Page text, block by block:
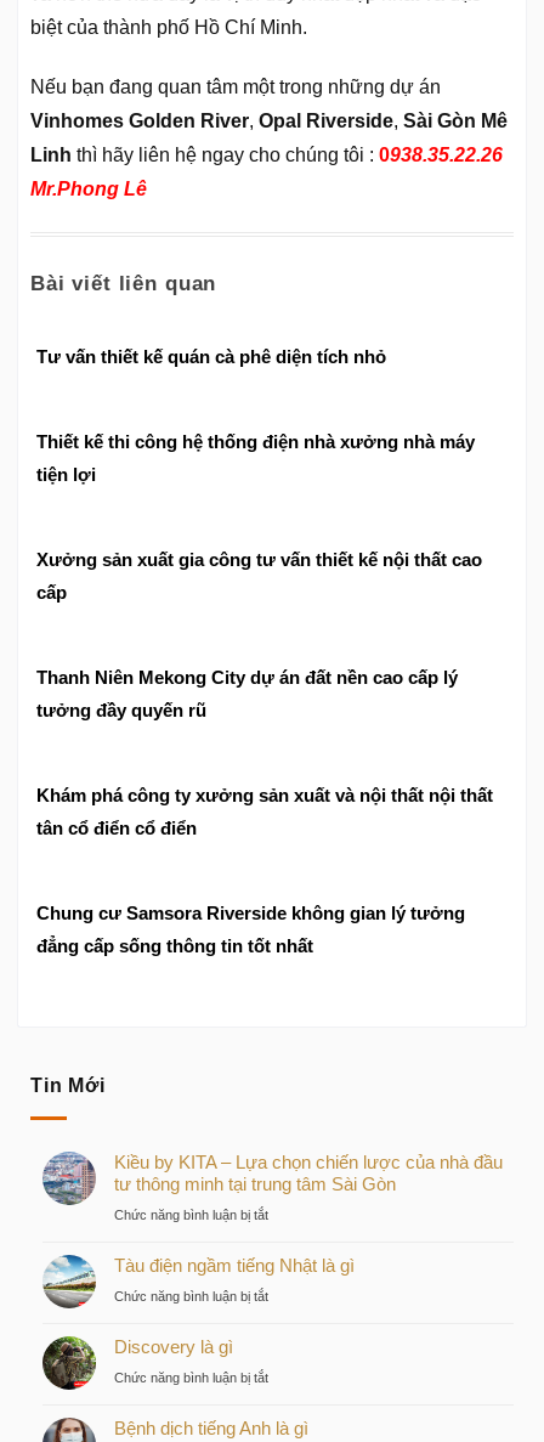
biệt của thành phố Hồ Chí Minh.
Nếu bạn đang quan tâm một trong những dự án
Vinhomes Golden River, Opal Riverside, Sài Gòn Mê
Linh thì hãy liên hệ ngay cho chúng tôi : 0938.35.22.26
Mr.Phong Lê
Bài viết liên quan
Tư vấn thiết kế quán cà phê diện tích nhỏ
Thiết kế thi công hệ thống điện nhà xưởng nhà máy
tiện lợi
Xưởng sản xuất gia công tư vấn thiết kế nội thất cao
cấp
Thanh Niên Mekong City dự án đất nền cao cấp lý
tưởng đầy quyến rũ
Khám phá công ty xưởng sản xuất và nội thất nội thất
tân cổ điển cổ điển
Chung cư Samsora Riverside không gian lý tưởng
đẳng cấp sống thông tin tốt nhất
Tin Mới
Kiều by KITA – Lựa chọn chiến lược của nhà đầu
tư thông minh tại trung tâm Sài Gòn
Chức năng bình luận bị tắtở
by
chiến
của
Tàu điện ngầm tiếng Nhật là gì
Chức năng bình luận bị tắtở
Discovery là gì
Chức năng bình luận bị tắtở
là
Bệnh dịch tiếng Anh là gì